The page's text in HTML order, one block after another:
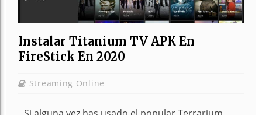
Instalar Titanium TV APK En
FireStick En 2020
Streaming Online